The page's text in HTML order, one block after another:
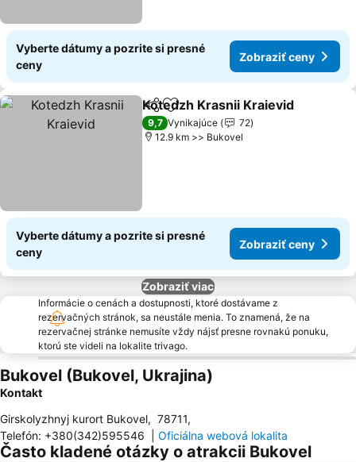
Vyberte dátumy a pozrite si presné
ceny
Zobraziť ceny
ZdieľaťPridať do obľúbených
Kotedzh Krasnii Kraievid
9,7 Vynikajúce
72
12.9 km >> Bukovel
Vyberte dátumy a pozrite si presné
ceny
Zobraziť ceny
Zobraziť viac
Informácie o cenách a dostupnosti, ktoré dostávame z
rezervačných stránok, sa neustále menia. To znamená, že na
rezervačnej stránke nemusíte vždy nájsť presne rovnakú ponuku,
ktorú ste videli na lokalite trivago.
Bukovel (Bukovel, Ukrajina)
Kontakt
Girskolyzhnyj kurort Bukovel, 78711,
Telefón: +380(342)595546 Oficiálna webová lokalita
Často kladené otázky o atrakcii Bukovel